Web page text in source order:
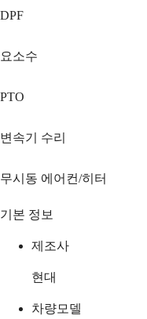
DPF
요소수
PTO
변속기 수리
무시동 에어컨/히터
기본 정보
제조사
현대
차량모델